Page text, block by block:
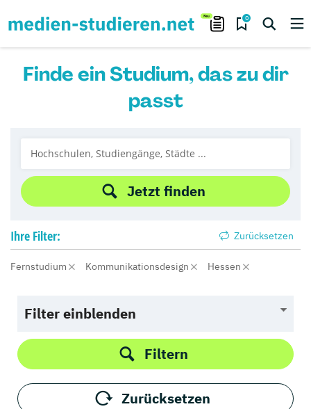
0
Finde ein Studium, das zu dir
passt
Jetzt finden
Ihre Filter: Zurücksetzen
Fernstudium Kommunikationsdesign Hessen
Filter einblenden
Filtern
Zurücksetzen